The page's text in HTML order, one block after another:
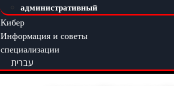
административный
Кибер
Информация и советы
специализации
עברית